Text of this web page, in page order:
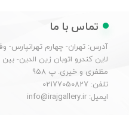
تماس با ما
آدرس: تهران- چهارم تهرانپارس-
لاین کندرو اتوبان زین الدین- بین
مظفری و خیری. پ 958
تلفن: 02177050827
ایمیل: info@irajgallery.ir